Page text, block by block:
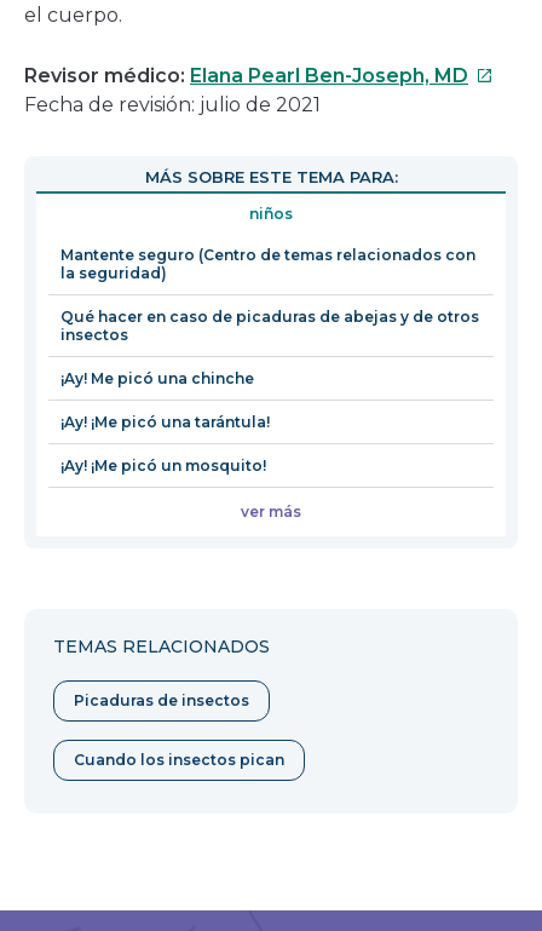
el cuerpo.
Revisor médico: Elana Pearl Ben-Joseph, MD Este
en
nueva
Fecha de revisión: julio de 2021
MÁS SOBRE ESTE TEMA PARA:
niños
Mantente seguro (Centro de temas relacionados con
la seguridad)
Qué hacer en caso de picaduras de abejas y de otros
insectos
¡Ay! Me picó una chinche
¡Ay! ¡Me picó una tarántula!
¡Ay! ¡Me picó un mosquito!
ver más
TEMAS RELACIONADOS
Picaduras de insectos
Cuando los insectos pican